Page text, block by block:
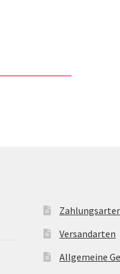
Versandarten
Allgemeine